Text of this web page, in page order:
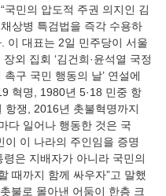
국민의 압도적 주권 의지인 김
상병 특검법을 즉각 수용하
이 대표는 2일 민주당이 서울
외 집회 ‘김건희·윤석열 국정
촉구 국민 행동의 날’ 연설에
혁명, 1980년 5·18 민중 항
항쟁, 2016년 촛불혁명까지
다 일어나 행동한 것은 국
이 이 나라의 주인임을 증명
령은 지배자가 아니라 국민의
때까지 함께 싸우자”고 말했
불로 몰아낸 어둠이 한층 크